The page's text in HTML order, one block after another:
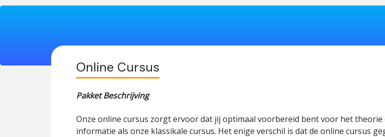
Online Cursus
Pakket Beschrijving
Onze online cursus zorgt ervoor dat jij optimaal voorbereid bent voor het theorie
informatie als onze klassikale cursus. Het enige verschil is dat de online cursus